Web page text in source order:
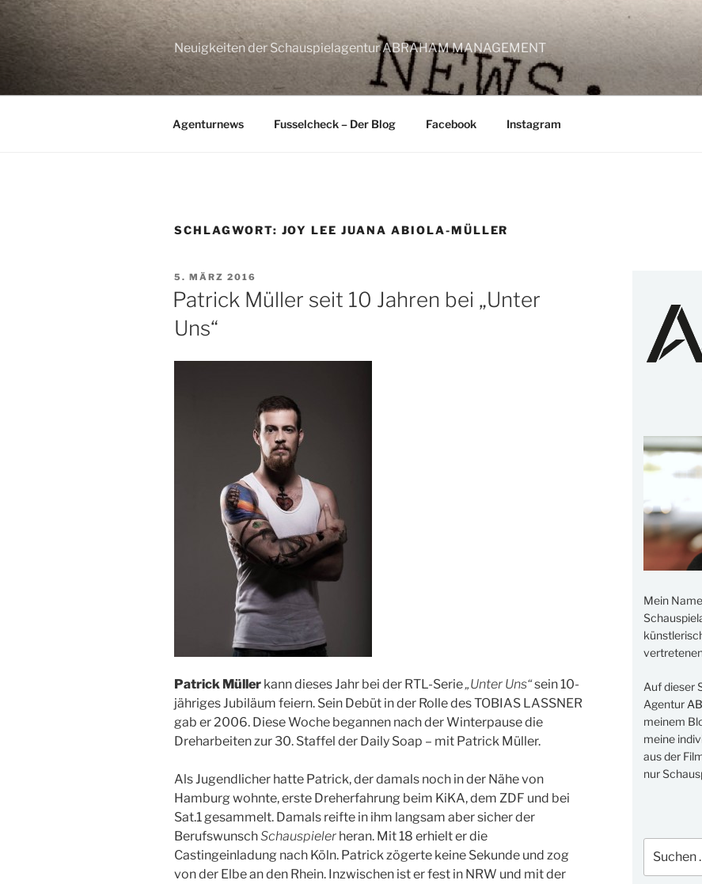
Zum
Inhalt
springen
Neuigkeiten der Schauspielagentur ABRAHAM MANAGEMENT
Agenturnews Fusselcheck – Der Blog Facebook Instagram
SCHLAGWORT: JOY LEE JUANA ABIOLA-MÜLLER
VERÖFFENTLICHT
AM
5. MÄRZ 2016
Patrick Müller seit 10 Jahren bei „Unter
Uns“
Patrick Müller kann dieses Jahr bei der RTL-Serie„Unter Uns“sein 10-
jähriges Jubiläum feiern. Sein Debüt in der Rolle des TOBIAS LASSNER
gab er 2006. Diese Woche begannen nach der Winterpause die
Dreharbeiten zur 30. Staffel der Daily Soap – mit Patrick Müller.
Als Jugendlicher hatte Patrick, der damals noch in der Nähe von
Hamburg wohnte, erste Dreherfahrung beim KiKA, dem ZDF und bei
Sat.1 gesammelt. Damals reifte in ihm langsam aber sicher der
BerufswunschSchauspieler heran. Mit 18 erhielt er die
Castingeinladung nach Köln. Patrick zögerte keine Sekunde und zog
von der Elbe an den Rhein. Inzwischen ist er fest in NRW und mit der
Mein
Auf dieser
Agentur
meinem
meine
aus der
nur
nach: